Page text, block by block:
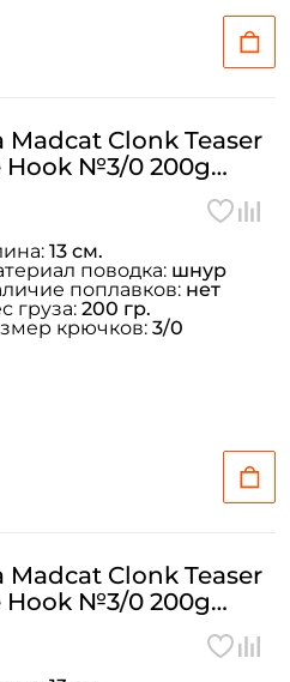
Clonk Teaser
Hook №3/0 200g
13 см.
поводка: шнур
поплавков: нет
груза: 200 гр.
крючков: 3/0
Clonk Teaser
Hook №3/0 200g
аккаунт